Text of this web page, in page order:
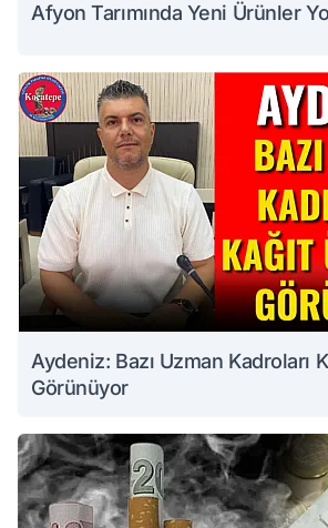
Afyon Tarımında Yeni Ürünler
Aydeniz: Bazı Uzman Kadroları
Görünüyor